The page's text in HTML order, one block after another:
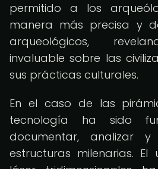
permitido a los
manera más precisa y
arqueológicos,
invaluable sobre las
sus prácticas culturales.
En el caso de las
tecnología ha sido
documentar, analizar y
estructuras milenarias. El